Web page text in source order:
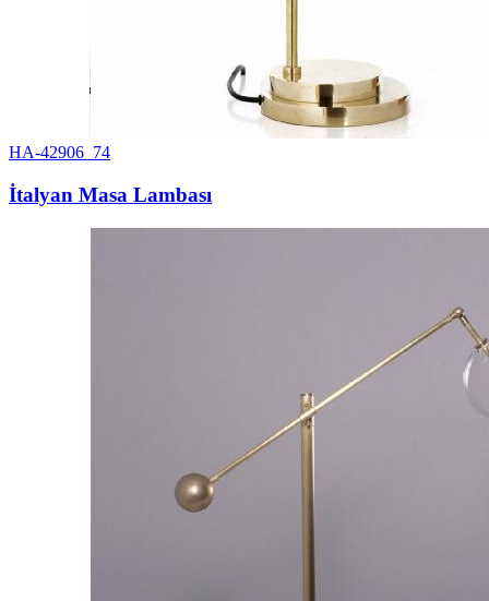
HA-42906_74
İtalyan Masa Lambası